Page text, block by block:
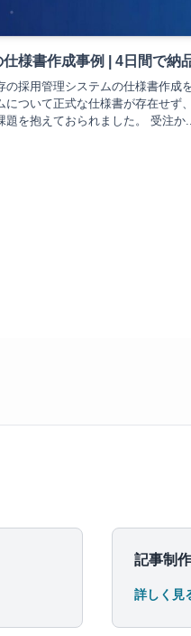
様書作成事例 | 4日間で納
の採用管理システムの仕様書作成
について正式な仕様書が存在せず
題を抱えておられました。 受注か
記事制作
詳しく見